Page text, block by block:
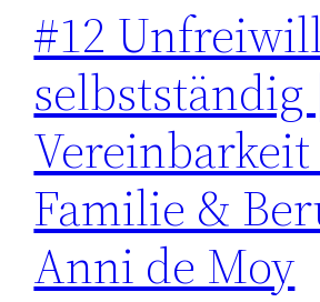
#12
selbstständig
Familie &
Anni de Moy